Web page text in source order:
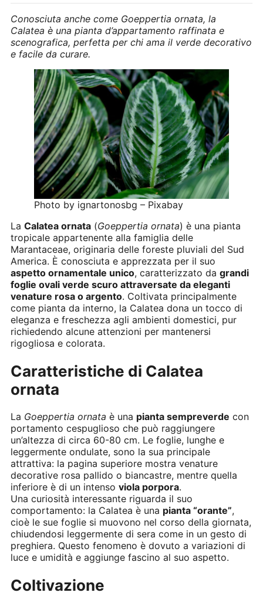
Conosciuta anche come Goeppertia ornata, la
Calatea è una pianta d’appartamento raffinata e
scenografica, perfetta per chi ama il verde decorativo
e facile da curare.
Photo by ignartonosbg – Pixabay
La Calatea ornata (Goeppertia ornata) è una pianta
tropicale appartenente alla famiglia delle
Marantaceae, originaria delle foreste pluviali del Sud
America. È conosciuta e apprezzata per il suo
aspetto ornamentale unico, caratterizzato da grandi
foglie ovali verde scuro attraversate da eleganti
venature rosa o argento. Coltivata principalmente
come pianta da interno, la Calatea dona un tocco di
eleganza e freschezza agli ambienti domestici, pur
richiedendo alcune attenzioni per mantenersi
rigogliosa e colorata.
Caratteristiche di Calatea
ornata
La Goeppertia ornata è una pianta sempreverde con
portamento cespuglioso che può raggiungere
un’altezza di circa 60-80 cm. Le foglie, lunghe e
leggermente ondulate, sono la sua principale
attrattiva: la pagina superiore mostra venature
decorative rosa pallido o biancastre, mentre quella
inferiore è di un intenso viola porpora.
Una curiosità interessante riguarda il suo
comportamento: la Calatea è una pianta “orante”,
cioè le sue foglie si muovono nel corso della giornata,
chiudendosi leggermente di sera come in un gesto di
preghiera. Questo fenomeno è dovuto a variazioni di
luce e umidità e aggiunge fascino al suo aspetto.
Coltivazione